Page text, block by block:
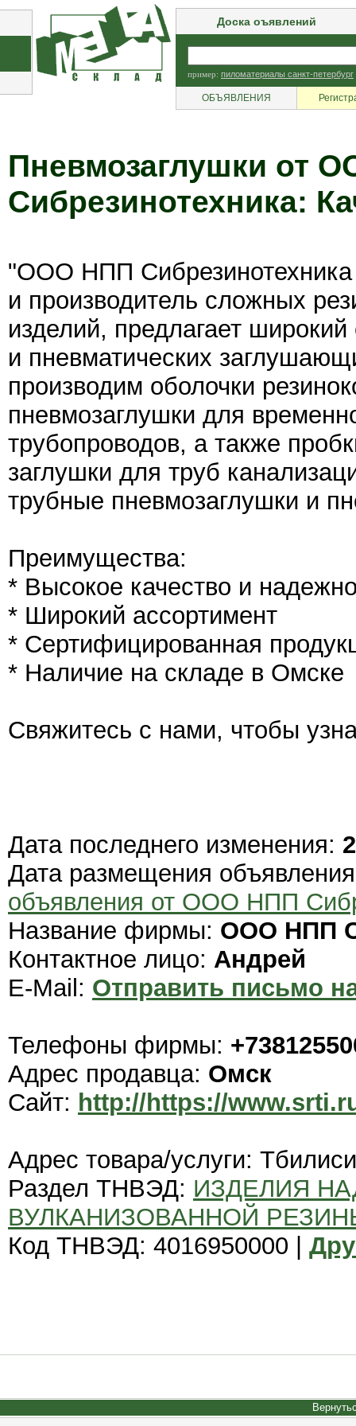
Доска оъявлений
пример: пиломатериалы санкт-петербург
ОБЪЯВЛЕНИЯ
Пневмозаглушки от
Сибрезинотехника:
"ООО НПП Сибрезинотехника
и производитель сложных
изделий, предлагает
и пневматических
производим оболочки
пневмозаглушки для
трубопроводов, а также
заглушки для труб
трубные пневмозаглушки и
Преимущества:
* Высокое качество и
* Широкий ассортимент
* Сертифицированная
* Наличие на складе в Омске
Свяжитесь с нами, чтобы
Дата последнего изменения:
Дата размещения
объявления от ООО НПП
Название фирмы: ООО НПП
Контактное лицо: Андрей
E-Mail: Отправить письмо
Телефоны фирмы:
Адрес продавца: Омск
Сайт: http://https://
Адрес товара/услуги: Тбилиси
Раздел ТНВЭД: ИЗДЕЛИЯ
ВУЛКАНИЗОВАННОЙ
Код ТНВЭД: 4016950000 |